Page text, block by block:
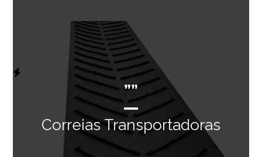
””
Correias Transportadoras